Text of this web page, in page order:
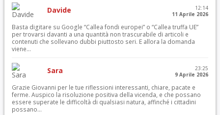
Davide
12:14
11 Aprile 2026
Basta digitare su Google “Callea fondi europei” o “Callea truffa UE”
per trovarsi davanti a una quantità non trascurabile di articoli e
contenuti che sollevano dubbi piuttosto seri. E allora la domanda
viene...
Sara
23:25
9 Aprile 2026
Grazie Giovanni per le tue riflessioni interessanti, chiare, pacate e
ferme. Auspico la risoluzione positiva della vicenda, e che possano
essere superate le difficoltà di qualsiasi natura, affinché i cittadini
possano...